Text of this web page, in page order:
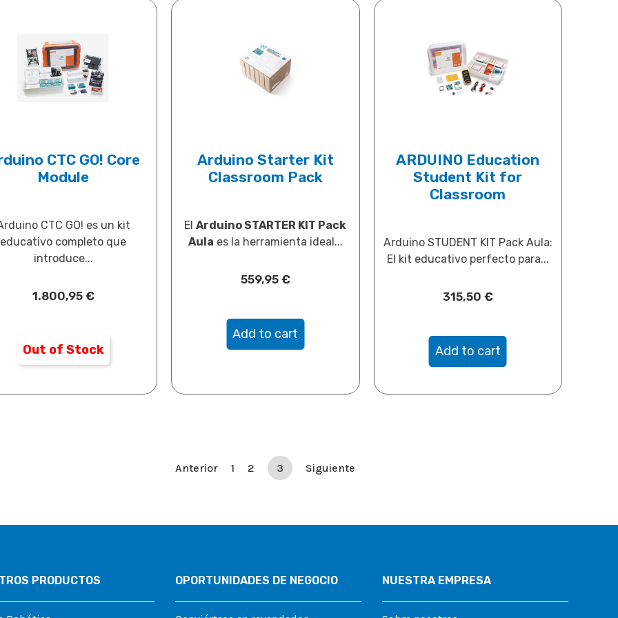
CTC GO! Core
Module
CTC GO! es un kit
educativo completo que
introduce...
1.800,95 €
Out of Stock
Arduino Starter Kit
Classroom Pack
ElArduino STARTER KIT Pack
Aula es la herramienta ideal...
559,95 €
Add to cart
ARDUINO Education
Student Kit for
Classroom
Arduino STUDENT KIT Pack Aula:
El kit educativo perfecto para...
315,50 €
Add to cart
Anterior 1 2 3 Siguiente
PRODUCTOS OPORTUNIDADES DE NEGOCIO NUESTRA EMPRESA